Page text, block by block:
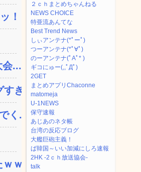
！
会...
すぎ...
く...
ｗｗ...
２ｃｈまとめちゃんねる
NEWS CHOICE
特亜流あんてな
Best Trend News
しぃアンテナ(*ﾟーﾟ)
つーアンテナ(*ﾟ∀ﾟ)
のーアンテナ(ﾟAﾟ* )
ギコにゅー(,,ﾟДﾟ)
2GET
まとめアプリChaconne
matomeja
U-1NEWS
保守速報
あじあのネタ帳
台湾の反応ブログ
大艦巨砲主義！
ば韓国～いい加減にしろ速報
2HK -2ｃｈ放送協会-
talk